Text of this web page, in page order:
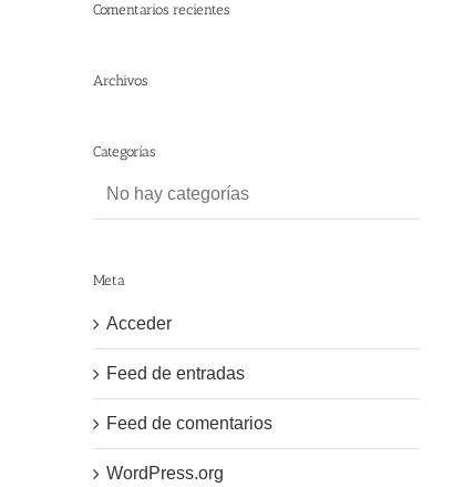
Comentarios recientes
Archivos
Categorías
No hay categorías
Meta
Acceder
Feed de entradas
Feed de comentarios
WordPress.org